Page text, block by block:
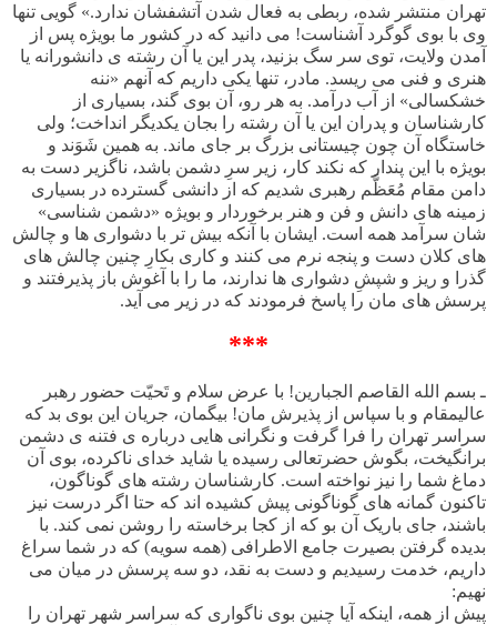
تهران منتشر شده، ربطی به فعال شدن آتشفشان ندارد.» گویی تنها
وی با بوی گوگرد آشناست! می دانید که در کشور ما بویژه پس از
آمدن ولایت، توی سر سگ بزنید، پدر این یا آن رشته ی دانشورانه یا
هنری و فنی می ریسد. مادر، تنها یکی داریم که آنهم «ننه
خشکسالی» از آب درآمد. به هر رو، آن بوی گند، بسیاری از
کارشناسان و پدران این یا آن رشته را بجان یکدیگر انداخت؛ ولی
خاستگاه آن چون چیستانی بزرگ بر جای ماند. به همین شَوَند و
بویژه با این پندار که نکند کار، زیر سرِ دشمن باشد، ناگزیر دست به
دامن مقام مُعَظَّم رهبری شدیم که از دانشی گسترده در بسیاری
زمینه های دانش و فن و هنر برخوردار و بویژه «دشمن شناسی»
شان سرآمد همه است. ایشان با آنکه بیش تر با دشواری ها و چالش
های کلان دست و پنجه نرم می کنند و کاری بکارِ چنین چالش های
گذرا و ریز و شپشِ دشواری ها ندارند، ما را با آغوش باز پذیرفتند و
پرسش های مان را پاسخ فرمودند که در زیر می آید.
***
ـ بسم الله القاصم الجبارین! با عرض سلام و تَحیّت حضور رهبر
عالیمقام و با سپاس از پذیرش مان! بیگمان، جریان این بوی بد که
سراسر تهران را فرا گرفت و نگرانی هایی درباره ی فتنه ی دشمن
برانگیخت، بگوش حضرتعالی رسیده یا شاید خدای ناکرده، بوی آن
دماغ شما را نیز نواخته است. کارشناسان رشته های گوناگون،
تاکنون گمانه های گوناگونی پیش کشیده اند که حتا اگر درست نیز
باشند، جای باریک آن بو که از کجا برخاسته را روشن نمی کند. با
بدیده گرفتن بصیرت جامع الاطرافی (همه سویه) که در شما سراغ
داریم، خدمت رسیدیم و دست به نقد، دو سه پرسش در میان می
نهیم:
پیش از همه، اینکه آیا چنین بوی ناگواری که سراسر شهر تهران را